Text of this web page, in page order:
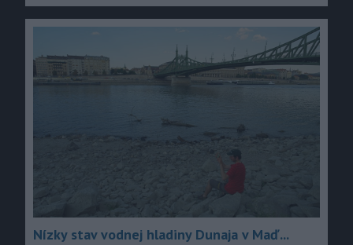
Nízky stav vodnej hladiny Dunaja v Maď...